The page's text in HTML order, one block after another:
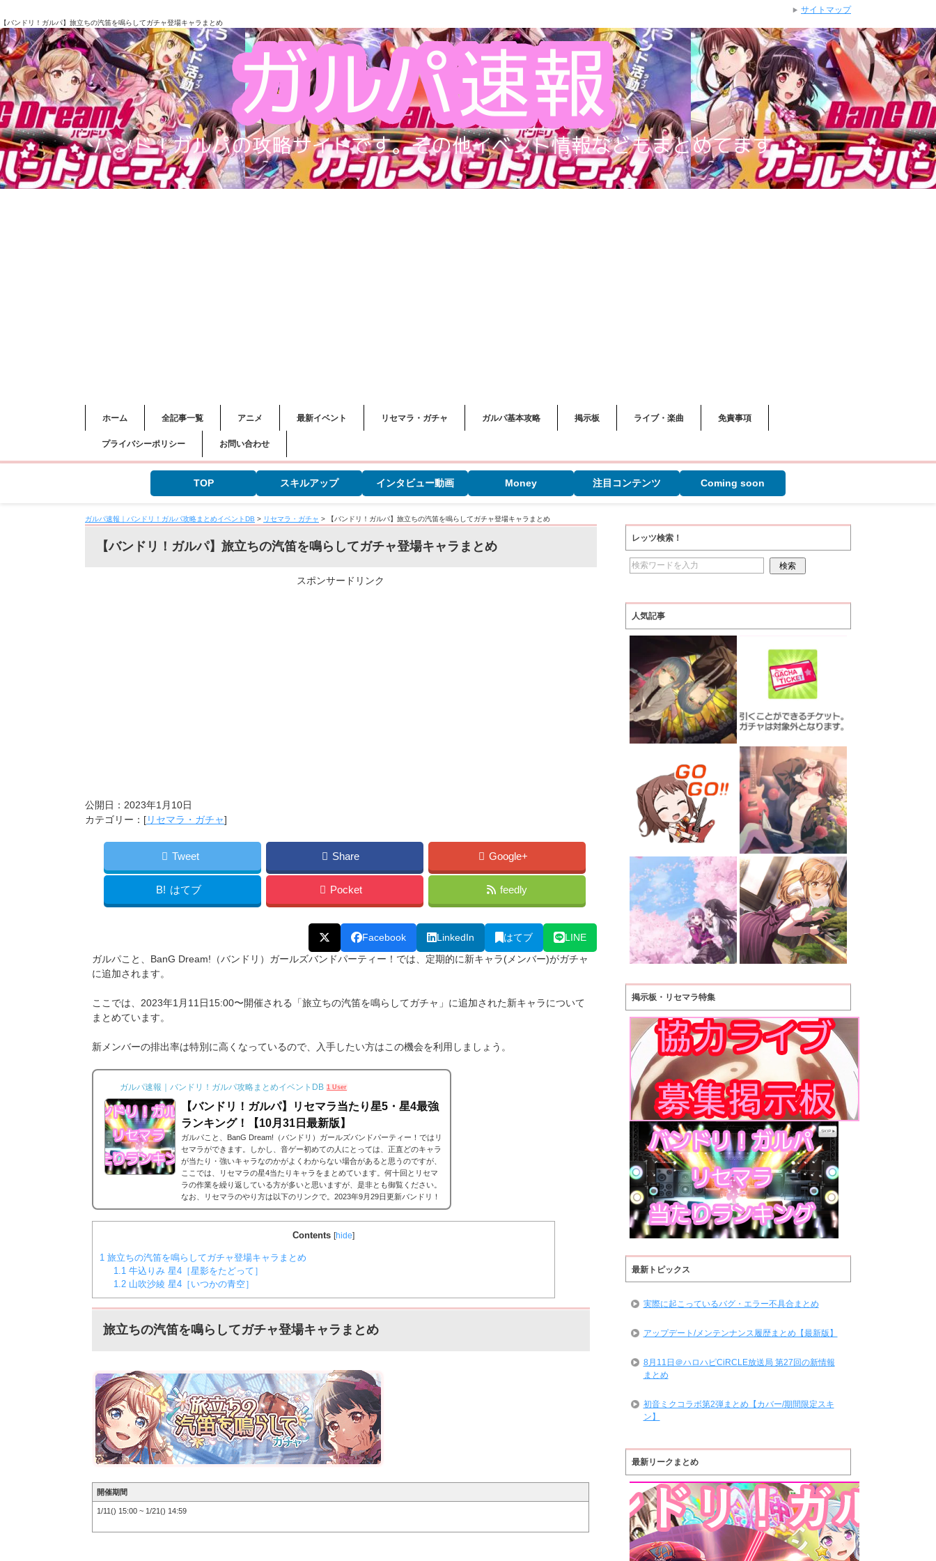
【バンドリ！ガルパ】旅立ちの汽笛を鳴らしてガチャ登場キャラまとめ
ホーム 全記事一覧 アニメ 最新イベント リセマラ・ガチャ ガルパ基本攻略 掲示板 ライブ・楽曲 免責事項
プライバシーポリシー お問い合わせ
TOP スキルアップ インタビュー動画 Money 注目コンテンツ Coming soon
ガルパ速報｜バンドリ！ガルパ攻略まとめイベントDB > リセマラ・ガチャ > 【バンドリ！ガルパ】旅立ちの汽笛を鳴らしてガチャ登場キャラまとめ
【バンドリ！ガルパ】旅立ちの汽笛を鳴らしてガチャ登場キャラまとめ
スポンサードリンク
公開日： 2023年1月10日
カテゴリー：[リセマラ・ガチャ]
Tweet Share Google+
B! はてブ Pocket feedly
Facebook LinkedIn はてブ
LINE
ガルパこと、BanG Dream!（バンドリ）ガールズバンドパーティー！では、定期的に新キャラ(メンバー)がガチャ
に追加されます。
ここでは、2023年1月11日15:00〜開催される「旅立ちの汽笛を鳴らしてガチャ」に追加された新キャラについて
まとめています。
新メンバーの排出率は特別に高くなっているので、入手したい方はこの機会を利用しましょう。
ガルパ速報｜バンドリ！ガルパ攻略まとめイベントDB 1 User
【バンドリ！ガルパ】リセマラ当たり星5・星4最強
ランキング！【10月31日最新版】
ガルパこと、BanG Dream!（バンドリ）ガールズバンドパーティー！ではリ
セマラができます。しかし、音ゲー初めての人にとっては、正直どのキャラ
が当たり・強いキャラなのかがよくわからない場合があると思うのですが、
ここでは、リセマラの星4当たりキャラをまとめています。何十回とリセマ
ラの作業を繰り返している方が多いと思いますが、是非とも御覧ください。
なお、リセマラのやり方は以下のリンクで。2023年9月29日更新バンドリ！
ガルパ 星5/星4が当たる確率は？まずリセマラの当たりランキングの前に、
バンドリ！ガルパにおける...
Contents [hide]
1 旅立ちの汽笛を鳴らしてガチャ登場キャラまとめ
1.1牛込りみ 星4［星影をたどって］
1.2山吹沙綾 星4［いつかの青空］
旅立ちの汽笛を鳴らしてガチャ登場キャラまとめ
開催期間
1/11() 15:00 ~ 1/21() 14:59
レッツ検索！
人気記事
掲示板・リセマラ特集
最新トピックス
実際に起こっているバグ・エラー不具合まとめ
アップデート/メンテンナンス履歴まとめ【最新版】
8月11日＠ハロハピCiRCLE放送局 第27回の新情報
まとめ
初音ミクコラボ第2弾まとめ【カバー/期間限定スキ
ン】
最新リークまとめ
サイトマップ